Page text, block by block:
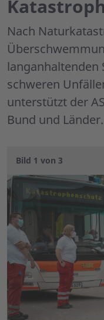
Nach
schweren
unterstützt der
Bund und Länder.
Bild 1 von 3